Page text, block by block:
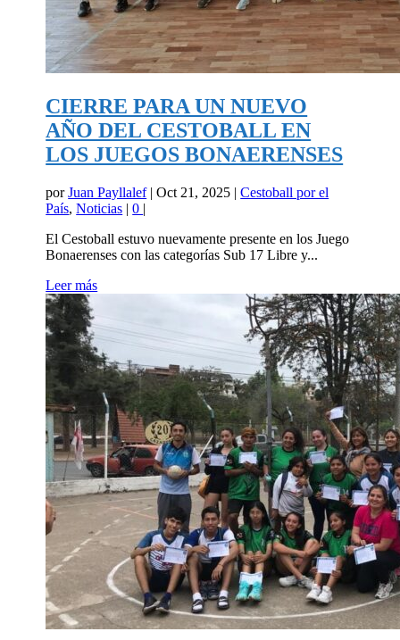
CIERRE PARA UN NUEVO
AÑO DEL CESTOBALL EN
LOS JUEGOS BONAERENSES
porJuan Payllalef|Oct 21, 2025 |Cestoball por el
País,Noticias |0 |
El Cestoball estuvo nuevamente presente en los Juego
Bonaerenses con las categorías Sub 17 Libre y...
Leer más